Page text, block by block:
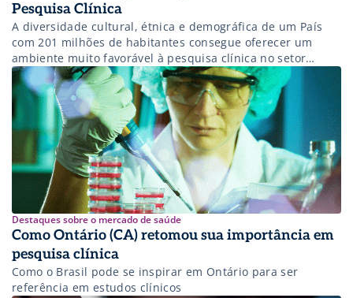
Pesquisa Clínica
A diversidade cultural, étnica e demográfica de um País
com 201 milhões de habitantes consegue oferecer um
ambiente muito favorável à pesquisa clínica no setor
farmacêutico
Destaques sobre o mercado de saúde
Como Ontário (CA) retomou sua importância em
pesquisa clínica
Como o Brasil pode se inspirar em Ontário para ser
referência em estudos clínicos